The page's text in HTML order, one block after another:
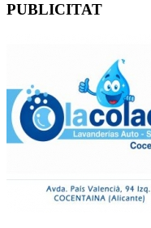
PUBLICITAT